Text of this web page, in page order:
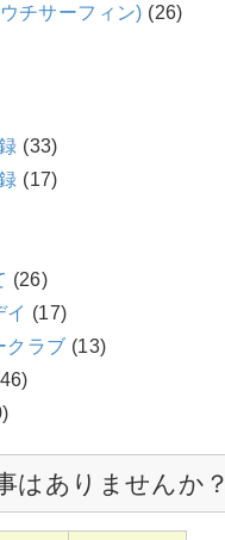
チサーフィン) (26)
(33)
(17)
(26)
イ (17)
クラブ (13)
はありませんか？